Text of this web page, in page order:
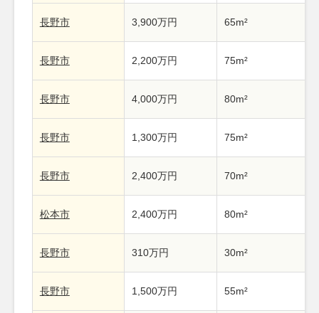
長野市 3,900万円 65m²
長野市 2,200万円 75m²
長野市 4,000万円 80m²
長野市 1,300万円 75m²
長野市 2,400万円 70m²
松本市 2,400万円 80m²
長野市 310万円 30m²
長野市 1,500万円 55m²